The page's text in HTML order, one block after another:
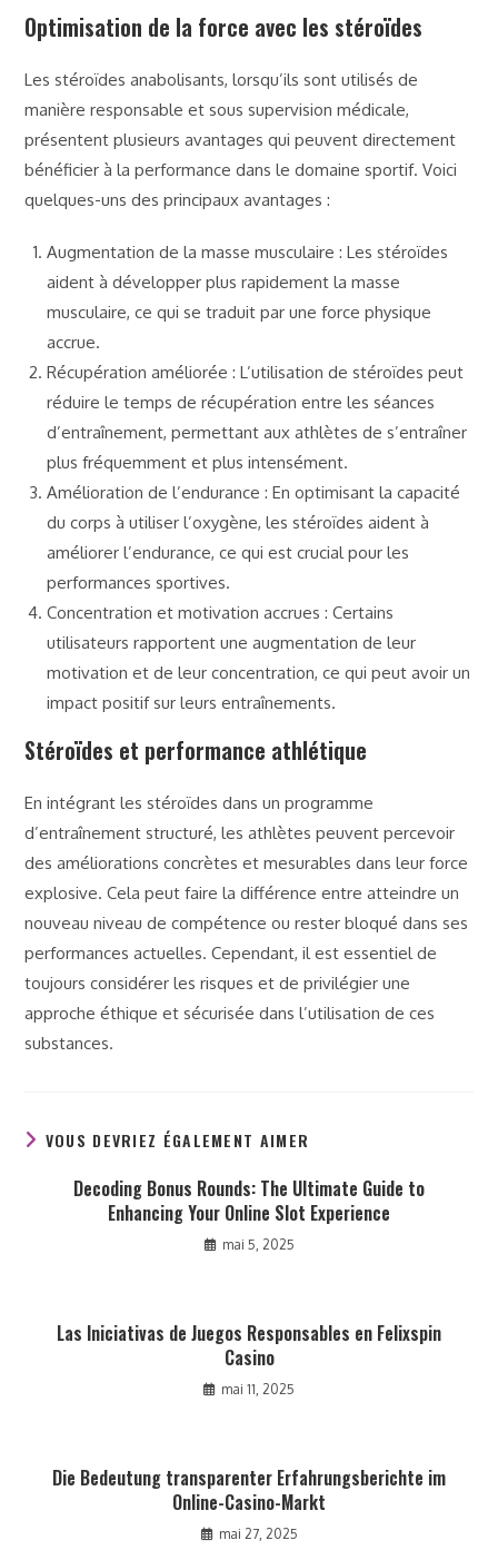
Optimisation de la force avec les stéroïdes
Les stéroïdes anabolisants, lorsqu’ils sont utilisés de
manière responsable et sous supervision médicale,
présentent plusieurs avantages qui peuvent directement
bénéficier à la performance dans le domaine sportif. Voici
quelques-uns des principaux avantages :
Augmentation de la masse musculaire : Les stéroïdes
aident à développer plus rapidement la masse
musculaire, ce qui se traduit par une force physique
accrue.
Récupération améliorée : L’utilisation de stéroïdes peut
réduire le temps de récupération entre les séances
d’entraînement, permettant aux athlètes de s’entraîner
plus fréquemment et plus intensément.
Amélioration de l’endurance : En optimisant la capacité
du corps à utiliser l’oxygène, les stéroïdes aident à
améliorer l’endurance, ce qui est crucial pour les
performances sportives.
Concentration et motivation accrues : Certains
utilisateurs rapportent une augmentation de leur
motivation et de leur concentration, ce qui peut avoir un
impact positif sur leurs entraînements.
Stéroïdes et performance athlétique
En intégrant les stéroïdes dans un programme
d’entraînement structuré, les athlètes peuvent percevoir
des améliorations concrètes et mesurables dans leur force
explosive. Cela peut faire la différence entre atteindre un
nouveau niveau de compétence ou rester bloqué dans ses
performances actuelles. Cependant, il est essentiel de
toujours considérer les risques et de privilégier une
approche éthique et sécurisée dans l’utilisation de ces
substances.
VOUS DEVRIEZ ÉGALEMENT AIMER
Decoding Bonus Rounds: The Ultimate Guide to
Enhancing Your Online Slot Experience
mai 5, 2025
Las Iniciativas de Juegos Responsables en Felixspin
Casino
mai 11, 2025
Die Bedeutung transparenter Erfahrungsberichte im
Online-Casino-Markt
mai 27, 2025